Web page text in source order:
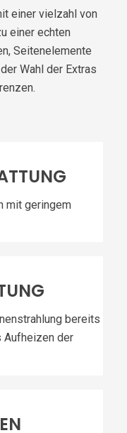
einer vielzahl von
einer echten
Seitenelemente
Wahl der Extras
mit geringem
bereits
Aufheizen der